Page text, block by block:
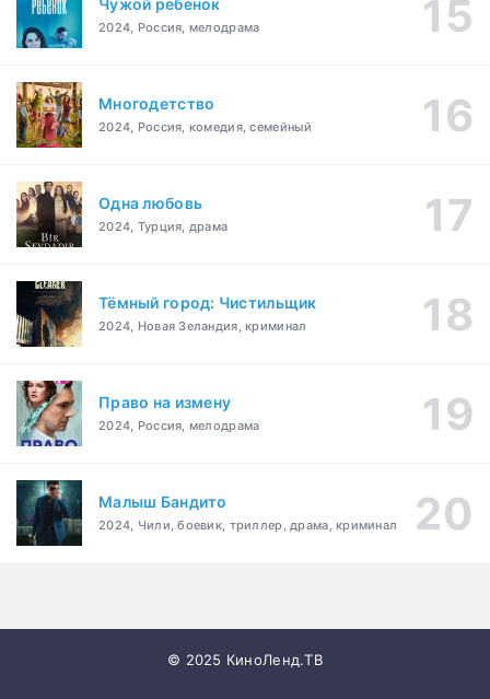
Чужой ребенок
2024, Россия, мелодрама
Многодетство
2024, Россия, комедия, семейный
Одна любовь
2024, Турция, драма
Тёмный город: Чистильщик
2024, Новая Зеландия, криминал
Право на измену
2024, Россия, мелодрама
Малыш Бандито
2024, Чили, боевик, триллер, драма, криминал
© 2025 КиноЛенд.ТВ